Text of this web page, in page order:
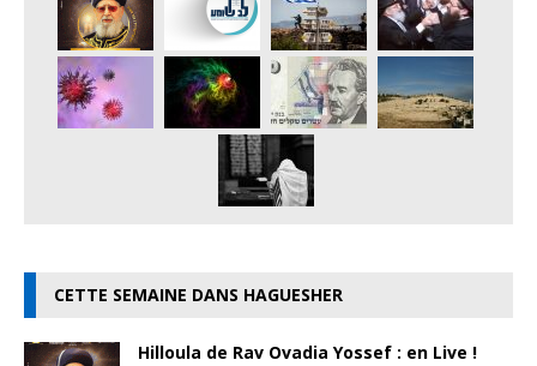
CETTE SEMAINE DANS HAGUESHER
Hilloula de Rav Ovadia Yossef : en Live !